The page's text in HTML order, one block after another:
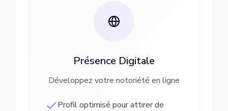
Présence Digitale
Développez votre notoriété en ligne
Profil optimisé pour attirer de